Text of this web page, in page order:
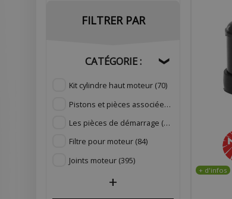
FILTRER PAR
CATÉGORIE : ❯
Kit cylindre haut moteur (70)
Pistons et pièces associées
Les pièces de démarrage (164)
Filtre pour moteur (84)
Joints moteur (395)
+